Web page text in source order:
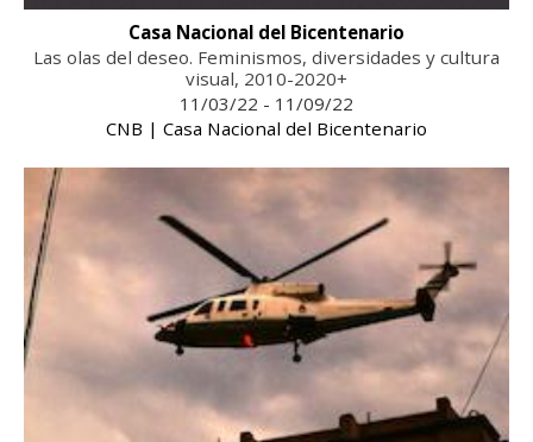
Casa Nacional del Bicentenario
Las olas del deseo. Feminismos, diversidades y cultura
visual, 2010-2020+
11/03/22 - 11/09/22
CNB | Casa Nacional del Bicentenario